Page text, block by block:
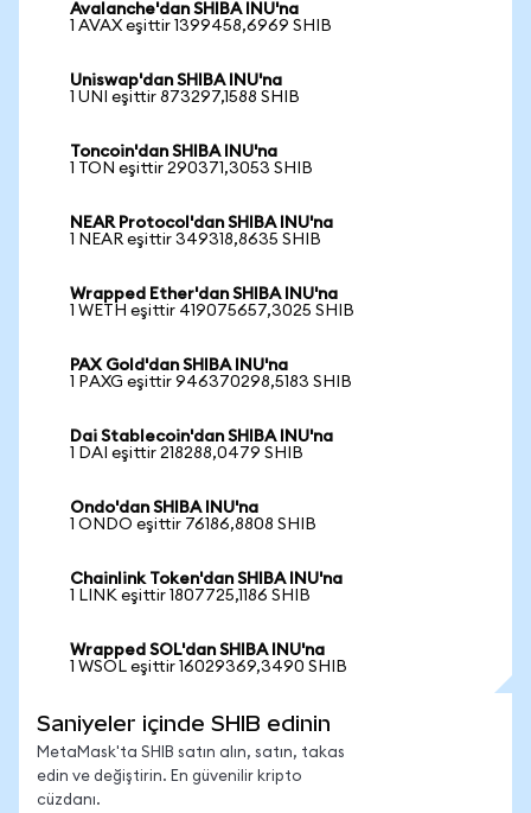
Avalanche'dan SHIBA INU'na
1 AVAX eşittir 1399458,6969 SHIB
Uniswap'dan SHIBA INU'na
1 UNI eşittir 873297,1588 SHIB
Toncoin'dan SHIBA INU'na
1 TON eşittir 290371,3053 SHIB
NEAR Protocol'dan SHIBA INU'na
1 NEAR eşittir 349318,8635 SHIB
Wrapped Ether'dan SHIBA INU'na
1 WETH eşittir 419075657,3025 SHIB
PAX Gold'dan SHIBA INU'na
1 PAXG eşittir 946370298,5183 SHIB
Dai Stablecoin'dan SHIBA INU'na
1 DAI eşittir 218288,0479 SHIB
Ondo'dan SHIBA INU'na
1 ONDO eşittir 76186,8808 SHIB
Chainlink Token'dan SHIBA INU'na
1 LINK eşittir 1807725,1186 SHIB
Wrapped SOL'dan SHIBA INU'na
1 WSOL eşittir 16029369,3490 SHIB
Saniyeler içinde SHIB edinin
MetaMask'ta SHIB satın alın, satın, takas
edin ve değiştirin. En güvenilir kripto
cüzdanı.